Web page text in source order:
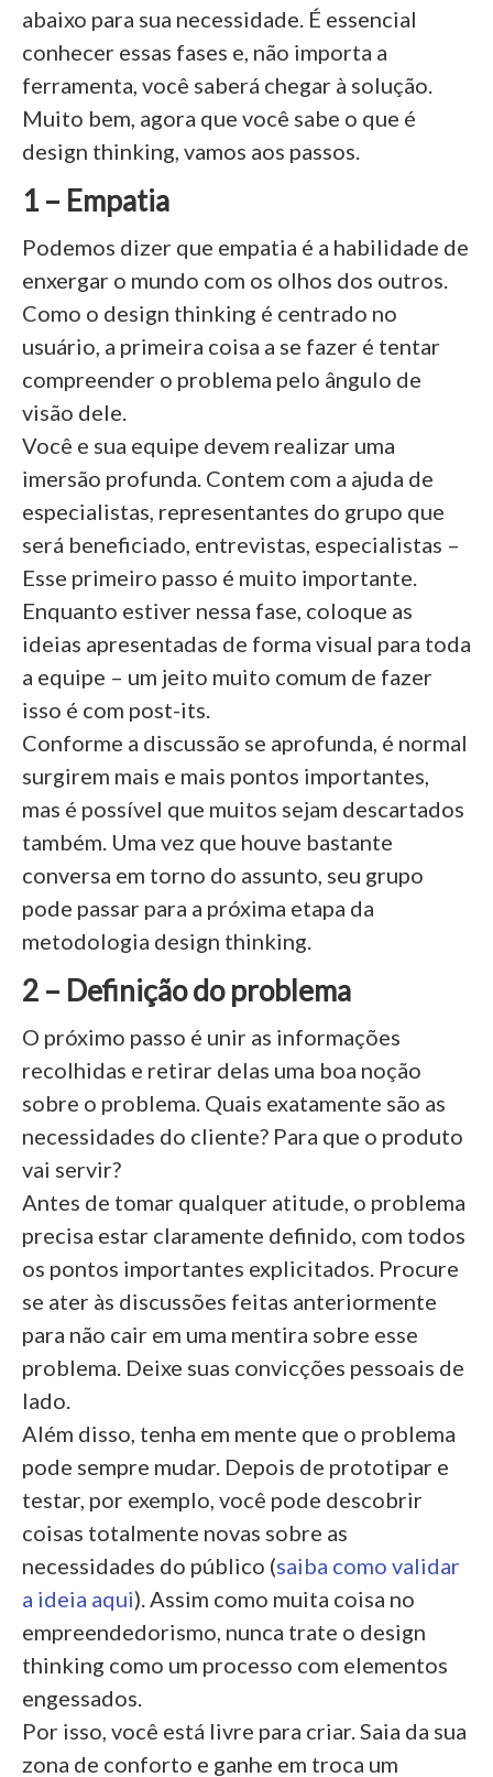
abaixo para sua necessidade. É essencial
conhecer essas fases e, não importa a
ferramenta, você saberá chegar à solução.
Muito bem, agora que você sabe o que é
design thinking, vamos aos passos.
1 – Empatia
Podemos dizer que empatia é a habilidade de
enxergar o mundo com os olhos dos outros.
Como o design thinking é centrado no
usuário, a primeira coisa a se fazer é tentar
compreender o problema pelo ângulo de
visão dele.
Você e sua equipe devem realizar uma
imersão profunda. Contem com a ajuda de
especialistas, representantes do grupo que
será beneficiado, entrevistas, especialistas –
Esse primeiro passo é muito importante.
Enquanto estiver nessa fase, coloque as
ideias apresentadas de forma visual para toda
a equipe – um jeito muito comum de fazer
isso é com post-its.
Conforme a discussão se aprofunda, é normal
surgirem mais e mais pontos importantes,
mas é possível que muitos sejam descartados
também. Uma vez que houve bastante
conversa em torno do assunto, seu grupo
pode passar para a próxima etapa da
metodologia design thinking.
2 – Definição do problema
O próximo passo é unir as informações
recolhidas e retirar delas uma boa noção
sobre o problema. Quais exatamente são as
necessidades do cliente? Para que o produto
vai servir?
Antes de tomar qualquer atitude, o problema
precisa estar claramente definido, com todos
os pontos importantes explicitados. Procure
se ater às discussões feitas anteriormente
para não cair em uma mentira sobre esse
problema. Deixe suas convicções pessoais de
lado.
Além disso, tenha em mente que o problema
pode sempre mudar. Depois de prototipar e
testar, por exemplo, você pode descobrir
coisas totalmente novas sobre as
necessidades do público (saiba como validar
a ideia aqui). Assim como muita coisa no
empreendedorismo, nunca trate o design
thinking como um processo com elementos
engessados.
Por isso, você está livre para criar. Saia da sua
zona de conforto e ganhe em troca um